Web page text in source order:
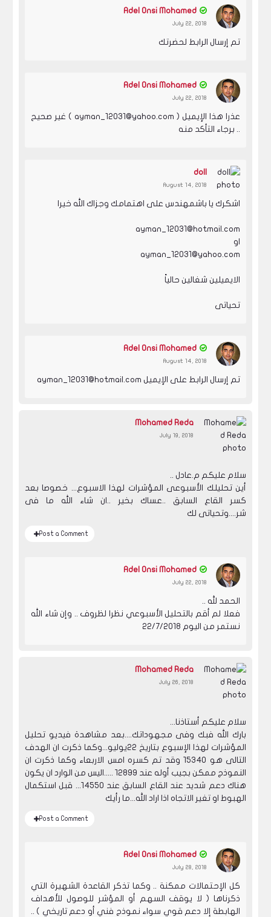
Adel Onsi Mohamed
July 22, 2018
تم إرسال الرابط لحضرتك
Adel Onsi Mohamed
July 22, 2018
عذرا هذا الإيميل ( ayman_12031@yahoo.com ) غير صحيح
.. برجاء التأكد منه
doll
August 14, 2018
اشكرك يا باشمهندس على اهتمامك وجزاك الله خيرا
ayman_12031@hotmail.com
او
ayman_12031@yahoo.com
الايميلين شغالين حالياً
تحياتى
Adel Onsi Mohamed
August 14, 2018
تم إرسال الرابط على الإيميل ayman_12031@hotmail.com
Mohamed Reda
July 19, 2018
سلام عليكم م.عادل ..
أين تحليلك الأسبوعى المؤشرات لهذا الاسبوع... خصوصا بعد
كسر القاع السابق ..عساك بخير ..ان شاء الله ما فى
شر....وتحياتى لك
Post a Comment
Adel Onsi Mohamed
July 22, 2018
الحمد لله ..
فعلا لم أقم بالتحليل الأسبوعي نظرا لظروف .. وإن شاء الله
نستمر من اليوم 22/7/2018
Mohamed Reda
July 26, 2018
سلام عليكم أستاذنا...
بارك الله فبك وفى مجهوداتك....بعد مشاهدة فيديو تحليل
المؤشرات لهذا الإسبوع بتاريخ ٢٢يوليو...وكما ذكرت ان الهدف
التالى هو ١٥٣٤٠ وقد تم كسره امس الاربعاء وكما ذكرت ان
النموذج ممكن بجيب أوله عند ١٢٨٩٩ .....اليس من الوارد ان يكون
هناك دعم شديد عند القاع السابق عند ١٤٥٥٠... قبل استكمال
الهبوط او تغير الاتجاه اذا اراد الله...ما رأيك
Post a Comment
Adel Onsi Mohamed
July 28, 2018
كل الإحتمالات ممكنة .. وكما تذكر القاعدة الشهيرة التي
ذكرناها ( لا يوقف السهم أو المؤشر للوصول للأهداف
الهابطة إلا دعم قوي سواء نموذج فني أو دعم تاريخي ) ..